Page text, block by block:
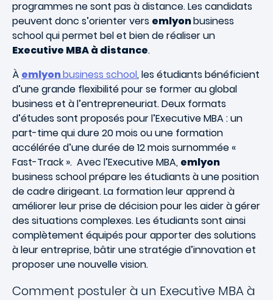
programmes ne sont pas à distance. Les candidats
peuvent donc s’orienter vers emlyonbusiness
school qui permet bel et bien de réaliser un
Executive MBA à distance.
À emlyonbusiness school, les étudiants bénéficient
d’une grande flexibilité pour se former au global
business et à l’entrepreneuriat. Deux formats
d’études sont proposés pour l’Executive MBA : un
part-time qui dure 20 mois ou une formation
accélérée d’une durée de 12 mois surnommée «
Fast-Track ». Avec l’Executive MBA, emlyon
business school prépare les étudiants à une position
de cadre dirigeant. La formation leur apprend à
améliorer leur prise de décision pour les aider à gérer
des situations complexes. Les étudiants sont ainsi
complètement équipés pour apporter des solutions
à leur entreprise, bâtir une stratégie d’innovation et
proposer une nouvelle vision.
Comment postuler à un Executive MBA à